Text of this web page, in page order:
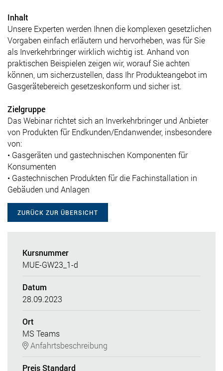
Inhalt
Unsere Experten werden Ihnen die komplexen gesetzlichen
Vorgaben einfach erläutern und hervorheben, was für Sie
als Inverkehrbringer wirklich wichtig ist. Anhand von
praktischen Beispielen zeigen wir, worauf Sie achten
können, um sicherzustellen, dass Ihr Produkteangebot im
Gasgerätebereich gesetzeskonform und sicher ist.
Zielgruppe
Das Webinar richtet sich an Inverkehrbringer und Anbieter
von Produkten für Endkunden/Endanwender, insbesondere
von:
• Gasgeräten und gastechnischen Komponenten für
Konsumenten
• Gastechnischen Produkten für die Fachinstallation in
Gebäuden und Anlagen
ZURÜCK ZUR ÜBERSICHT
Kursnummer
MUE-GW23_1-d
Datum
28.09.2023
Ort
MS Teams
Anfahrtsbeschreibung
Preis Standard